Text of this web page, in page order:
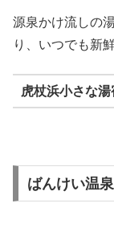
源泉かけ流しの
り、いつでも新
虎杖浜小さな
ばんけい温